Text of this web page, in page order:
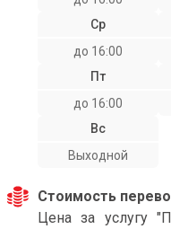
Ср
до 16:00
Пт
до 16:00
Вс
Выходной
Стоимость
Цена за услугу